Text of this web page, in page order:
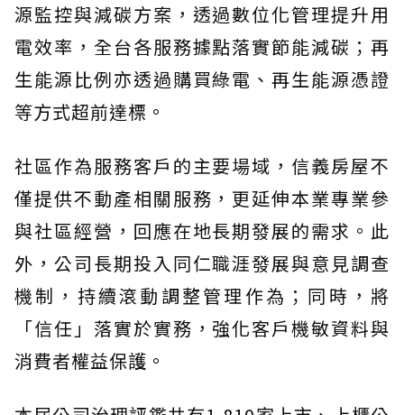
源監控與減碳方案，透過數位化管理提升用
電效率，全台各服務據點落實節能減碳；再
生能源比例亦透過購買綠電、再生能源憑證
等方式超前達標。
社區作為服務客戶的主要場域，信義房屋不
僅提供不動產相關服務，更延伸本業專業參
與社區經營，回應在地長期發展的需求。此
外，公司長期投入同仁職涯發展與意見調查
機制，持續滾動調整管理作為；同時，將
「信任」落實於實務，強化客戶機敏資料與
消費者權益保護。